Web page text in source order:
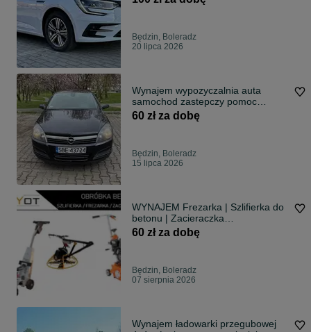
Będzin, Boleradz
20 lipca 2026
Wynajem wypozyczalnia auta
samochod zastepczy pomoc
drogowa
60 zł za dobę
Będzin, Boleradz
15 lipca 2026
WYNAJEM Frezarka | Szlifierka do
betonu | Zacieraczka
WYPOŻYCZALNIA
60 zł za dobę
Będzin, Boleradz
07 sierpnia 2026
Wynajem ładowarki przegubowej